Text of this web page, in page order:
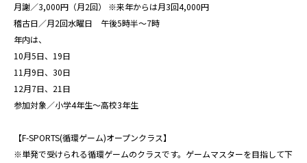
月謝／3,000円（月2回） ※来年からは月3回4,000円
稽古日／月2回水曜日 午後5時半～7時
年内は、
10月5日、19日
11月9日、30日
12月7日、21日
参加対象／小学4年生〜高校3年生
【F-SPORTS(循環ゲーム)オープンクラス】
※単発で受けられる循環ゲームのクラスです。ゲームマスターを目指して下